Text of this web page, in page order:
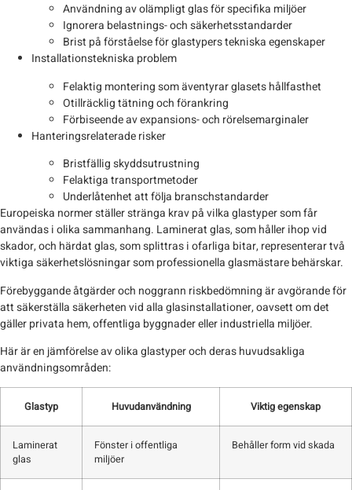
Användning av olämpligt glas för specifika miljöer
Ignorera belastnings- och säkerhetsstandarder
Brist på förståelse för glastypers tekniska egenskaper
Installationstekniska problem
Felaktig montering som äventyrar glasets hållfasthet
Otillräcklig tätning och förankring
Förbiseende av expansions- och rörelsemarginaler
Hanteringsrelaterade risker
Bristfällig skyddsutrustning
Felaktiga transportmetoder
Underlåtenhet att följa branschstandarder
Europeiska normer ställer stränga krav på vilka glastyper som får
användas i olika sammanhang. Laminerat glas, som håller ihop vid
skador, och härdat glas, som splittras i ofarliga bitar, representerar två
viktiga säkerhetslösningar som professionella glasmästare behärskar.
Förebyggande åtgärder och noggrann riskbedömning är avgörande för
att säkerställa säkerheten vid alla glasinstallationer, oavsett om det
gäller privata hem, offentliga byggnader eller industriella miljöer.
Här är en jämförelse av olika glastyper och deras huvudsakliga
användningsområden:
Glastyp Huvudanvändning Viktig egenskap
Laminerat
glas
Fönster i offentliga
miljöer
Behåller form vid skada